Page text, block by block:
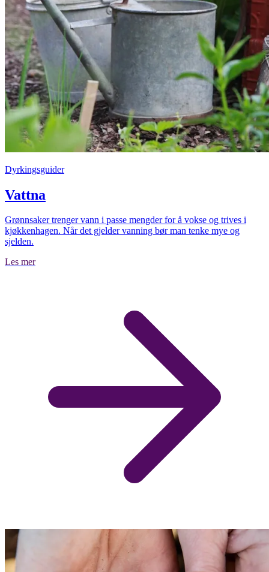
Dyrkingsguider
Vattna
Grønnsaker trenger vann i passe mengder for å vokse og trives i
kjøkkenhagen. Når det gjelder vanning bør man tenke mye og
sjelden.
Les mer